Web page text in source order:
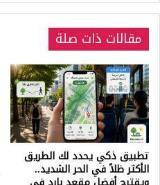
مقالات ذات صلة
تطبيق ذكي يحدد لك الطريق
الأكثر ظلاً في الحر الشديد..